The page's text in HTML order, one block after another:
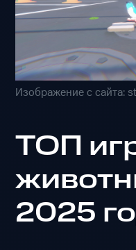
Изображение с сайта:
ТОП
2025